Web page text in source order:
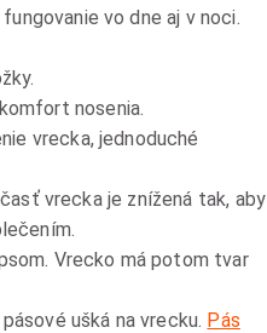
vo dne aj v noci.
nosenia.
vrecka, jednoduché
vrecka je znížená tak, aby
Vrecko má potom tvar
ušká na vrecku. Pás